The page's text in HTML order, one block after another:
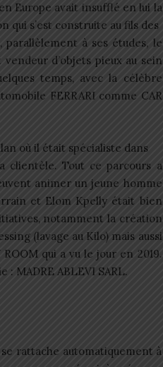
Europe avait insufflé en lui la
qui s’est construite au fils des
parallèlement à ses études, le
d’objets pieux au sein
temps, avec la célèbre
FERRARI comme CAR
où il était spécialiste dans
clientèle. Tout ce parcours a
animer un jeune homme
et Elom Kpelly était bien
notamment la création
(lavage au Kilo) mais aussi
qui a vu le jour en 2019.
MADRE ABLEVI SARL.
se rattache automatiquement à